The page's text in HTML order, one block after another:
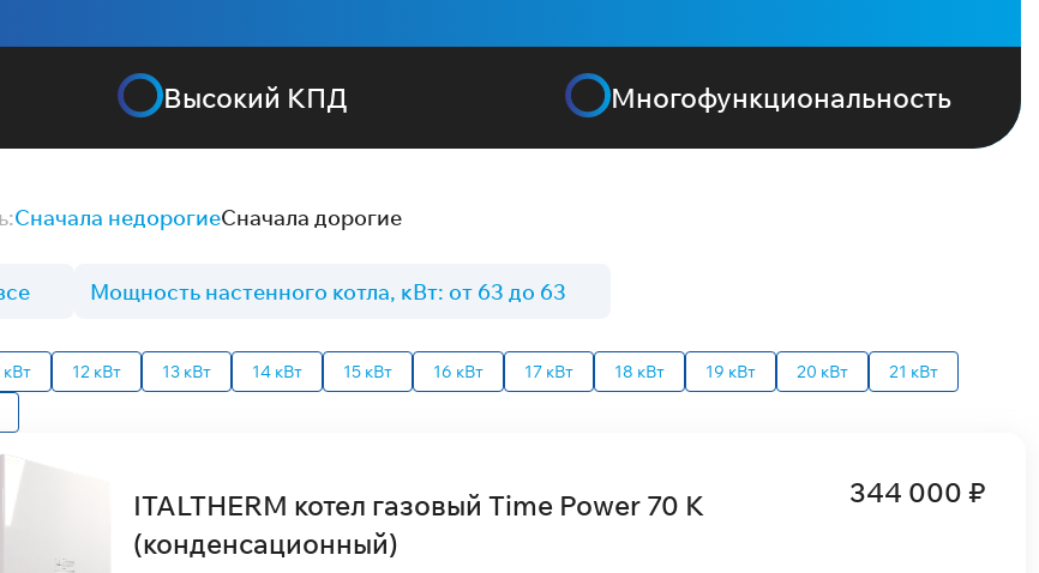
Высокий КПД Многофункциональность
Сначала недорогиеСначала дорогие
Мощность настенного котла, кВт: от 63 до 63
кВт 12 кВт 13 кВт 14 кВт 15 кВт 16 кВт 17 кВт 18 кВт 19 кВт 20 кВт
21 кВт
ITALTHERM котел газовый Time Power 70 K
(конденсационный)
344 000 ₽